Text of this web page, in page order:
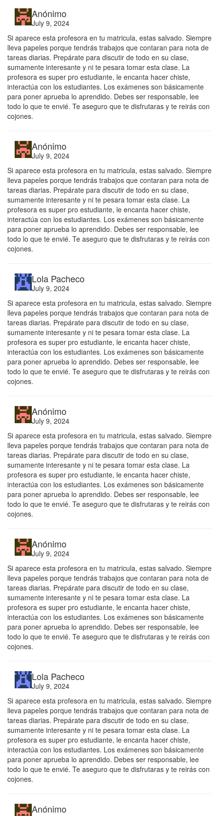
Anónimo
July 9, 2024
Si aparece esta profesora en tu matricula, estas salvado. Siempre
lleva papeles porque tendrás trabajos que contaran para nota de
tareas diarias. Prepárate para discutir de todo en su clase,
sumamente interesante y ni te pesara tomar esta clase. La
profesora es super pro estudiante, le encanta hacer chiste,
interactúa con los estudiantes. Los exámenes son básicamente
para poner aprueba lo aprendido. Debes ser responsable, lee
todo lo que te envié. Te aseguro que te disfrutaras y te reirás con
cojones.
Anónimo
July 9, 2024
Si aparece esta profesora en tu matricula, estas salvado. Siempre
lleva papeles porque tendrás trabajos que contaran para nota de
tareas diarias. Prepárate para discutir de todo en su clase,
sumamente interesante y ni te pesara tomar esta clase. La
profesora es super pro estudiante, le encanta hacer chiste,
interactúa con los estudiantes. Los exámenes son básicamente
para poner aprueba lo aprendido. Debes ser responsable, lee
todo lo que te envié. Te aseguro que te disfrutaras y te reirás con
cojones.
Lola Pacheco
July 9, 2024
Si aparece esta profesora en tu matricula, estas salvado. Siempre
lleva papeles porque tendrás trabajos que contaran para nota de
tareas diarias. Prepárate para discutir de todo en su clase,
sumamente interesante y ni te pesara tomar esta clase. La
profesora es super pro estudiante, le encanta hacer chiste,
interactúa con los estudiantes. Los exámenes son básicamente
para poner aprueba lo aprendido. Debes ser responsable, lee
todo lo que te envié. Te aseguro que te disfrutaras y te reirás con
cojones.
Anónimo
July 9, 2024
Si aparece esta profesora en tu matricula, estas salvado. Siempre
lleva papeles porque tendrás trabajos que contaran para nota de
tareas diarias. Prepárate para discutir de todo en su clase,
sumamente interesante y ni te pesara tomar esta clase. La
profesora es super pro estudiante, le encanta hacer chiste,
interactúa con los estudiantes. Los exámenes son básicamente
para poner aprueba lo aprendido. Debes ser responsable, lee
todo lo que te envié. Te aseguro que te disfrutaras y te reirás con
cojones.
Anónimo
July 9, 2024
Si aparece esta profesora en tu matricula, estas salvado. Siempre
lleva papeles porque tendrás trabajos que contaran para nota de
tareas diarias. Prepárate para discutir de todo en su clase,
sumamente interesante y ni te pesara tomar esta clase. La
profesora es super pro estudiante, le encanta hacer chiste,
interactúa con los estudiantes. Los exámenes son básicamente
para poner aprueba lo aprendido. Debes ser responsable, lee
todo lo que te envié. Te aseguro que te disfrutaras y te reirás con
cojones.
Lola Pacheco
July 9, 2024
Si aparece esta profesora en tu matricula, estas salvado. Siempre
lleva papeles porque tendrás trabajos que contaran para nota de
tareas diarias. Prepárate para discutir de todo en su clase,
sumamente interesante y ni te pesara tomar esta clase. La
profesora es super pro estudiante, le encanta hacer chiste,
interactúa con los estudiantes. Los exámenes son básicamente
para poner aprueba lo aprendido. Debes ser responsable, lee
todo lo que te envié. Te aseguro que te disfrutaras y te reirás con
cojones.
Anónimo